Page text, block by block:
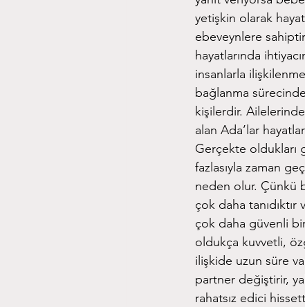
yetişkin olarak
ebeveynlere
hayatlarında
insanlarla
bağlanma
kişilerdir.
alan Ada’lar
Gerçekte oldukları
fazlasıyla zaman
neden olur. Çünkü
çok daha
çok daha güvenli
oldukça kuvvetli,
ilişkide uzun süre
partner değiştirir,
rahatsız edici